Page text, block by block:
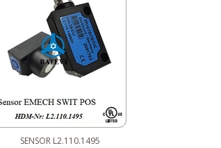
SENSOR L2.110.1495